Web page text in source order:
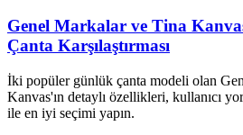
Genel Markalar ve Tina
Çanta Karşılaştırması
İki popüler günlük çanta modeli olan
Kanvas'ın detaylı özellikleri, kullanıcı
ile en iyi seçimi yapın.